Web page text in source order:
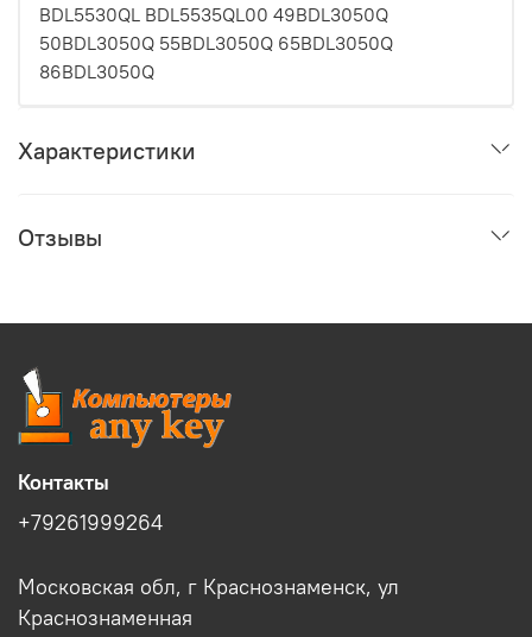
BDL5530QL BDL5535QL00 49BDL3050Q
50BDL3050Q 55BDL3050Q 65BDL3050Q
86BDL3050Q
Характеристики
Отзывы
Контакты
+79261999264
Московская обл, г Краснознаменск, ул
Краснознаменная